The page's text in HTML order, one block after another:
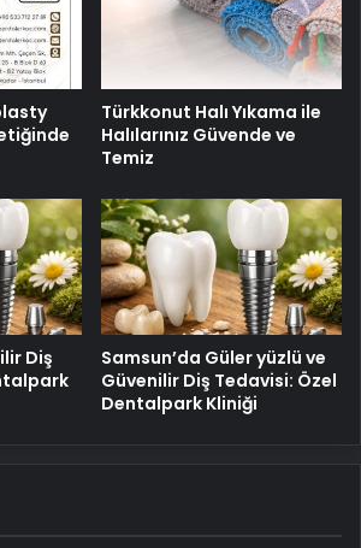
Türkkonut Halı Yıkama ile
Halılarınız Güvende ve
Temiz
Diş
Samsun’da Güler yüzlü ve
Güvenilir Diş Tedavisi: Özel
Dentalpark Kliniği